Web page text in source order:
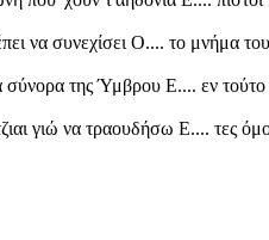
να συνεχίσει Ο.... το μνήμα
σύνορα της Ύμβρου Ε.... εν
γιώ να τραουδήσω Ε.... τες